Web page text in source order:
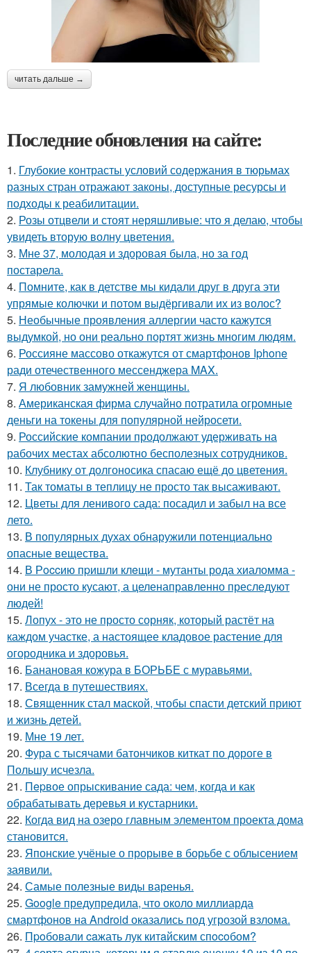
читать дальше →
Последние обновления на сайте:
1. Глубокие контрасты условий содержания в тюрьмах
разных стран отражают законы, доступные ресурсы и
подходы к реабилитации.
2. Розы отцвели и стоят неряшливые: что я делаю, чтобы
увидеть вторую волну цветения.
3. Мне 37, молодая и здоровая была, но за год
постарела.
4. Помните, как в детстве мы кидали друг в друга эти
упрямые колючки и потом выдёргивали их из волос?
5. Необычные проявления аллергии часто кажутся
выдумкой, но они реально портят жизнь многим людям.
6. Россияне массово откажутся от смартфонов Iphone
ради отечественного мессенджера MAX.
7. Я любовник замужней женщины.
8. Американская фирма случайно потратила огромные
деньги на токены для популярной нейросети.
9. Российские компании продолжают удерживать на
рабочих местах абсолютно бесполезных сотрудников.
10. Клубнику от долгоносика спасаю ещё до цветения.
11. Так томаты в теплицу не просто так высаживают.
12. Цветы для ленивого сада: посадил и забыл на все
лето.
13. В популярных духах обнаружили потенциально
опасные вещества.
14. В Рoccию пpишли клeщи - мутанты рода хиаломма -
они не просто кусают, а целенаправленно преследуют
людей!
15. Лопух - это не просто сорняк, который растёт на
каждом участке, а настоящее кладовое растение для
огородника и здоровья.
16. Банановая кожура в БОРЬБЕ с муравьями.
17. Всегда в путешествиях.
18. Священник стал маской, чтобы спасти детский приют
и жизнь детей.
19. Мне 19 лет.
20. Фура с тысячами батончиков киткат по дороге в
Польшу исчезла.
21. Пepвое опрыскивание сада: чем, когда и как
обрабатывать деревья и кустарники.
22. Когда вид на озеро главным элементом проекта дома
становится.
23. Японские учёные о прорыве в борьбе с облысением
заявили.
24. Самые полезные виды варенья.
25. Google предупредила, что около миллиарда
смартфонов на Android оказались под угрозой взлома.
26. Пpoбовали caжать лук китaйским спocoбом?